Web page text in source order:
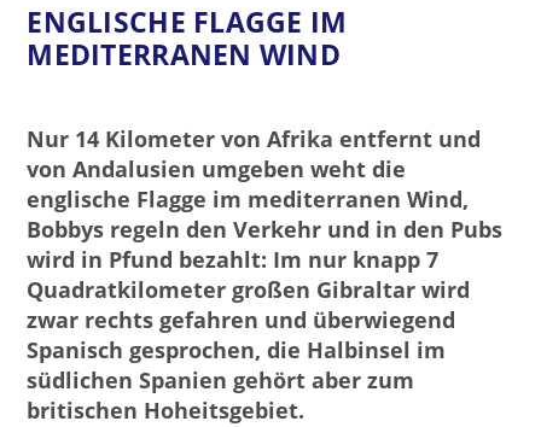
ENGLISCHE FLAGGE IM
MEDITERRANEN WIND
Nur 14 Kilometer von Afrika entfernt und
von Andalusien umgeben weht die
englische Flagge im mediterranen Wind,
Bobbys regeln den Verkehr und in den Pubs
wird in Pfund bezahlt: Im nur knapp 7
Quadratkilometer großen Gibraltar wird
zwar rechts gefahren und überwiegend
Spanisch gesprochen, die Halbinsel im
südlichen Spanien gehört aber zum
britischen Hoheitsgebiet.